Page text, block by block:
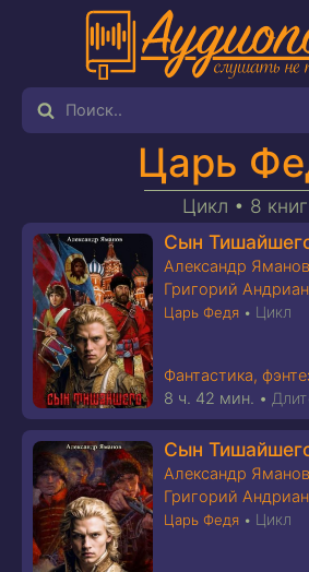
Царь
Цикл • 8 книг
Сын
Александр Яманов
Григорий
Царь Федя • Цикл
Фантастика,
8 ч. 42 мин. •
Сын
Александр Яманов
Григорий
Царь Федя • Цикл